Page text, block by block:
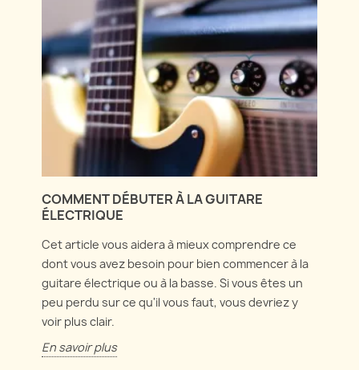
COMMENT DÉBUTER À LA GUITARE
ÉLECTRIQUE
Cet article vous aidera à mieux comprendre ce
dont vous avez besoin pour bien commencer à la
guitare électrique ou à la basse. Si vous êtes un
peu perdu sur ce qu'il vous faut, vous devriez y
voir plus clair.
En savoir plus